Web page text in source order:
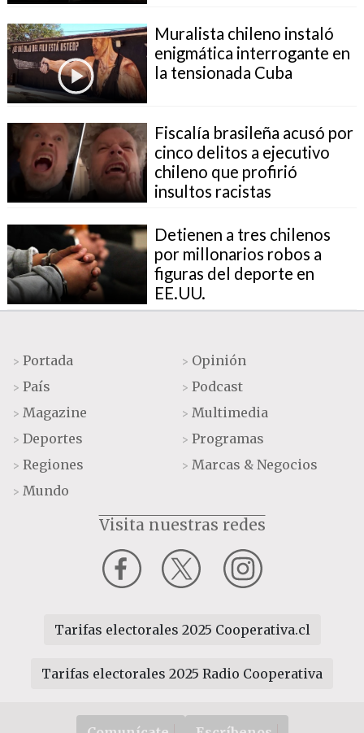
Muralista chileno instaló
enigmática interrogante en
la tensionada Cuba
Fiscalía brasileña acusó por
cinco delitos a ejecutivo
chileno que profirió
insultos racistas
Detienen a tres chilenos
por millonarios robos a
figuras del deporte en
EE.UU.
> Portada
> País
> Magazine
> Deportes
> Regiones
> Mundo
> Opinión
> Podcast
> Multimedia
> Programas
> Marcas & Negocios
Visita nuestras redes
Tarifas electorales 2025 Cooperativa.cl
Tarifas electorales 2025 Radio Cooperativa